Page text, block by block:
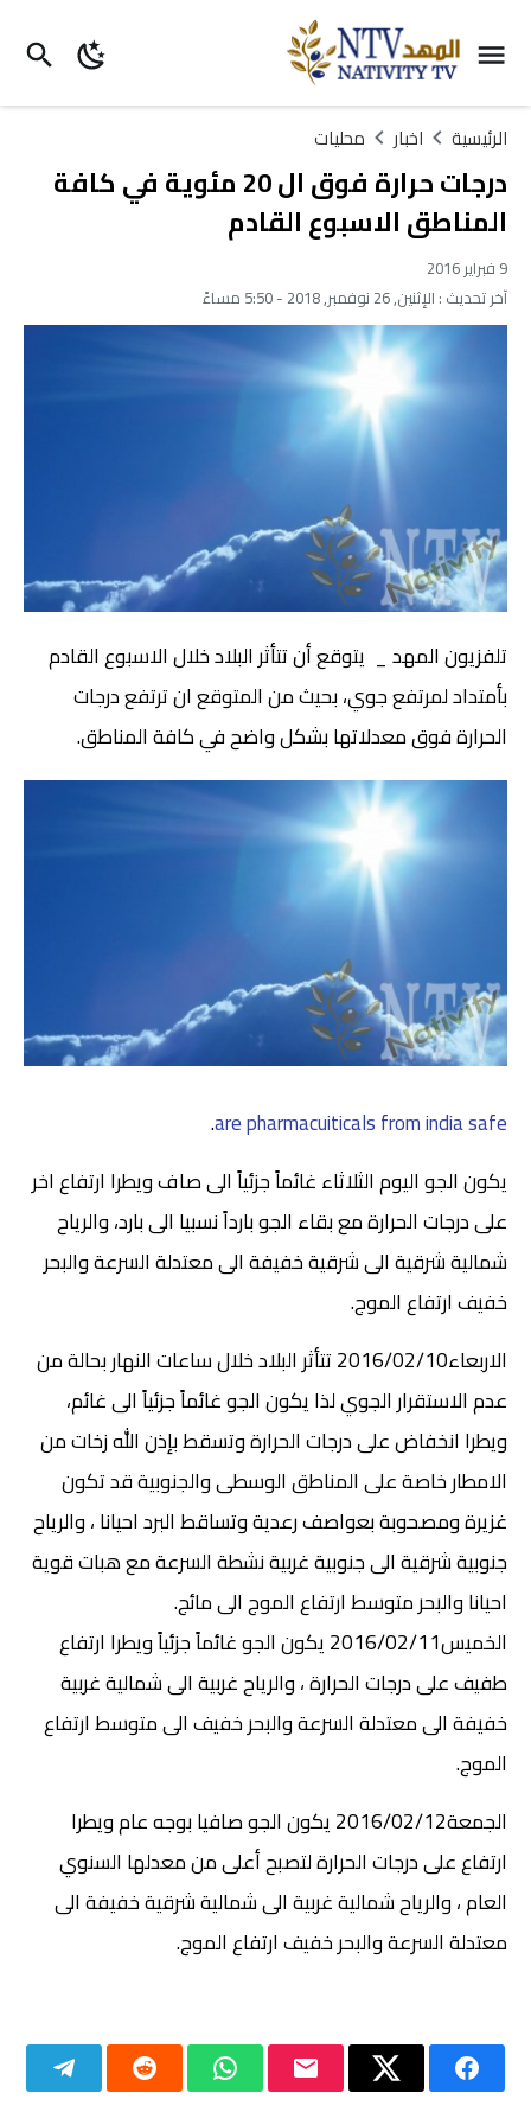
الرئيسية اخبار محليات
درجات حرارة فوق ال 20 مئوية في كافة
المناطق الاسبوع القادم
9 فبراير 2016
آخر تحديث : الإثنين, 26 نوفمبر, 2018 - 5:50 مساءً
تلفزيون المهد _ يتوقع أن تتأثر البلاد خلال الاسبوع القادم
بأمتداد لمرتفع جوي، بحيث من المتوقع ان ترتفع درجات
الحرارة فوق معدلاتها بشكل واضح في كافة المناطق.
are pharmacuiticals from india safe
.
يكون الجو اليوم الثلاثاء غائماً جزئياً الى صاف ويطرا ارتفاع اخر
على درجات الحرارة مع بقاء الجو بارداً نسبيا الى بارد، والرياح
شمالية شرقية الى شرقية خفيفة الى معتدلة السرعة والبحر
خفيف ارتفاع الموج.
الاربعاء2016/02/10 تتأثر البلاد خلال ساعات النهار بحالة من
عدم الاستقرار الجوي لذا يكون الجو غائماً جزئياً الى غائم،
ويطرا انخفاض على درجات الحرارة وتسقط بإذن الله زخات من
الامطار خاصة على المناطق الوسطى والجنوبية قد تكون
غزيرة ومصحوبة بعواصف رعدية وتساقط البرد احيانا ، والرياح
جنوبية شرقية الى جنوبية غربية نشطة السرعة مع هبات قوية
احيانا والبحر متوسط ارتفاع الموج الى مائج.
الخميس2016/02/11 يكون الجو غائماً جزئياً ويطرا ارتفاع
طفيف على درجات الحرارة ، والرياح غربية الى شمالية غربية
خفيفة الى معتدلة السرعة والبحر خفيف الى متوسط ارتفاع
الموج.
الجمعة2016/02/12 يكون الجو صافيا بوجه عام ويطرا
ارتفاع على درجات الحرارة لتصبح أعلى من معدلها السنوي
العام ، والرياح شمالية غربية الى شمالية شرقية خفيفة الى
معتدلة السرعة والبحر خفيف ارتفاع الموج.